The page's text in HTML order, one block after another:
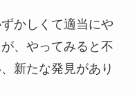
かしくて適当にや
、やってみると不
新たな発見があり